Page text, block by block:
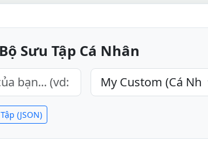
Sưu Tập Cá Nhân
(JSON)